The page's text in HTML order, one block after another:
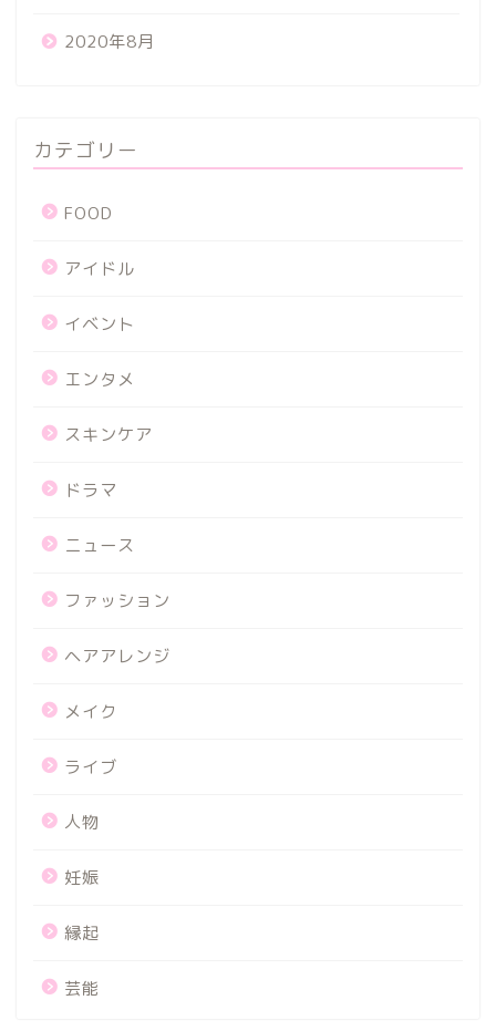
2020年8月
カテゴリー
FOOD
アイドル
イベント
エンタメ
スキンケア
ドラマ
ニュース
ファッション
ヘアアレンジ
メイク
ライブ
人物
妊娠
縁起
芸能